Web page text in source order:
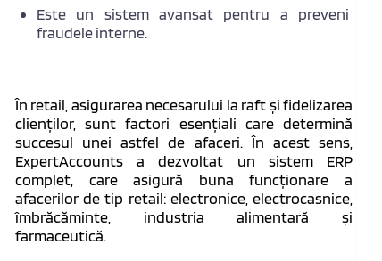
Este un sistem avansat pentru a preveni
fraudele interne.
În retail, asigurarea necesarului la raft și fidelizarea
clienților, sunt factori esențiali care determină
succesul unei astfel de afaceri. În acest sens,
ExpertAccounts a dezvoltat un sistem ERP
complet, care asigură buna funcționare a
afacerilor de tip retail: electronice, electrocasnice,
îmbrăcăminte, industria alimentară și
farmaceutică.